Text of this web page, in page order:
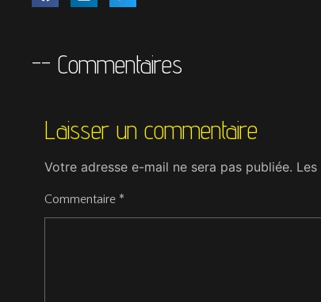
-- Commentaires
Laisser un commentaire
Votre adresse e-mail ne sera pas publiée.
Commentaire *